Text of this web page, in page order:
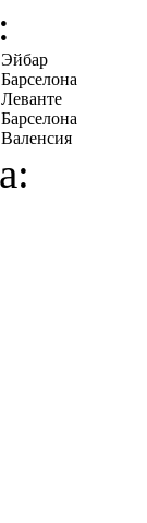
Эйбар
Барселона
Леванте
Барселона
Валенсия